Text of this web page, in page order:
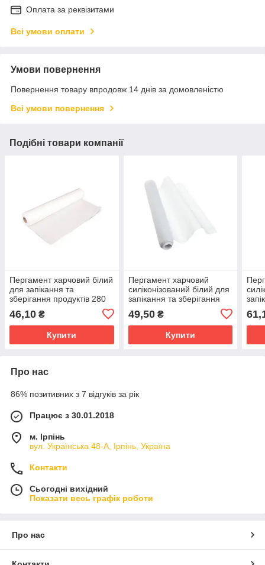
Оплата за реквізитами
Всі умови оплати
Умови повернення
Повернення товару впродовж 14 днів за домовленістю
Всі умови повернення
Подібні товари компанії
Пергамент харчовий білий
для запікання та
зберігання продуктів 280
46,10 ₴
Купити
Пергамент харчовий
силіконізований білий для
запікання та зберігання
метрів
49,50₴
Купити
Про нас
86% позитивних з 7 відгуків за рік
Працює з 30.01.2018
м. Ірпінь
вул. Українська 48-А, Ірпінь, Україна
Контакти
Сьогодні вихідний
Показати весь графік роботи
Про нас